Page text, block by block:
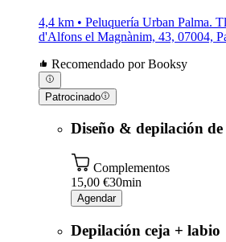
4,4 km • Peluquería Urban Palma.
d'Alfons el Magnànim, 43, 07004,
Recomendado por Booksy
Patrocinado
Diseño & depilación de
Complementos
15,00 €30min
Agendar
Depilación ceja + labio